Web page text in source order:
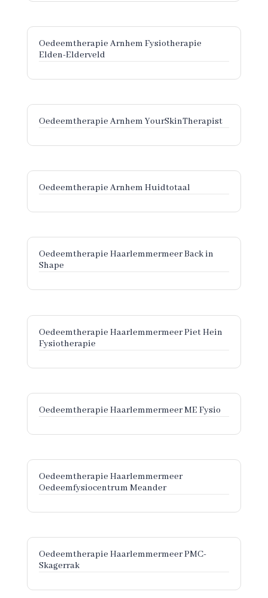
Oedeemtherapie Arnhem Fysiotherapie
Elden-Elderveld
Oedeemtherapie Arnhem YourSkinTherapist
Oedeemtherapie Arnhem Huidtotaal
Oedeemtherapie Haarlemmermeer Back in
Shape
Oedeemtherapie Haarlemmermeer Piet Hein
Fysiotherapie
Oedeemtherapie Haarlemmermeer ME Fysio
Oedeemtherapie Haarlemmermeer
Oedeemfysiocentrum Meander
Oedeemtherapie Haarlemmermeer PMC-
Skagerrak